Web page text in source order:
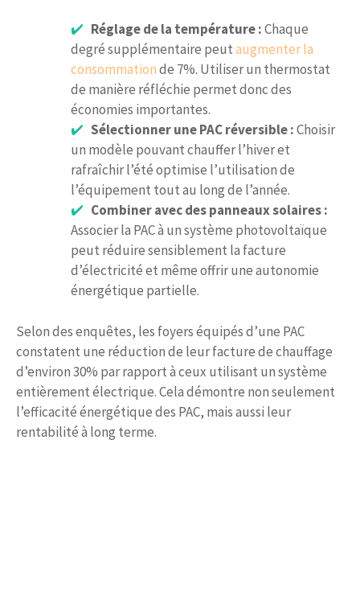
Réglage de la température :Chaque
degré supplémentaire peutaugmenter la
consommationde 7%. Utiliser un thermostat
de manière réfléchie permet donc des
économies importantes.
Sélectionner une PAC réversible :Choisir
un modèle pouvant chauffer l’hiver et
rafraîchir l’été optimise l’utilisation de
l’équipement tout au long de l’année.
Combiner avec des panneaux solaires :
Associer la PAC à un système photovoltaïque
peut réduire sensiblement la facture
d’électricité et même offrir une autonomie
énergétique partielle.
Selon des enquêtes, les foyers équipés d’une PAC
constatent une réduction de leur facture de chauffage
d’environ 30% par rapport à ceux utilisant un système
entièrement électrique. Cela démontre non seulement
l’efficacité énergétique des PAC, mais aussi leur
rentabilité à long terme.